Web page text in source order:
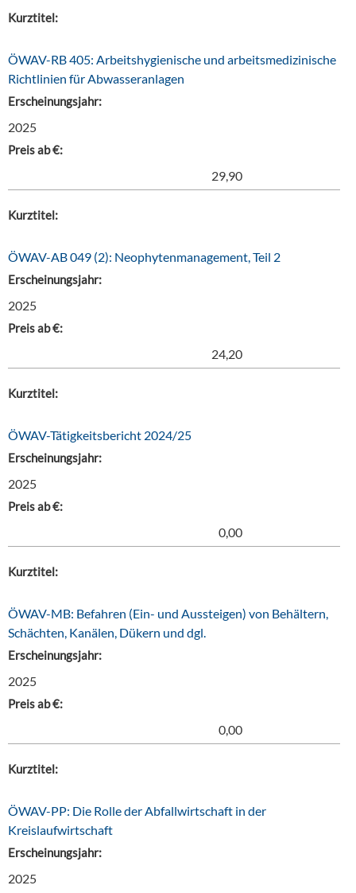
Kurztitel:
ÖWAV-RB 405: Arbeitshygienische und arbeitsmedizinische
Richtlinien für Abwasseranlagen
Erscheinungsjahr:
2025
Preis ab €:
29,90
Kurztitel:
ÖWAV-AB 049 (2): Neophytenmanagement, Teil 2
Erscheinungsjahr:
2025
Preis ab €:
24,20
Kurztitel:
ÖWAV-Tätigkeitsbericht 2024/25
Erscheinungsjahr:
2025
Preis ab €:
0,00
Kurztitel:
ÖWAV-MB: Befahren (Ein- und Aussteigen) von Behältern,
Schächten, Kanälen, Dükern und dgl.
Erscheinungsjahr:
2025
Preis ab €:
0,00
Kurztitel:
ÖWAV-PP: Die Rolle der Abfallwirtschaft in der
Kreislaufwirtschaft
Erscheinungsjahr:
2025